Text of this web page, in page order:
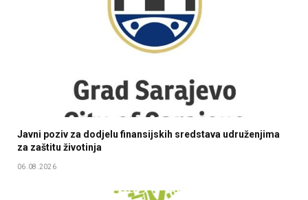
Javni poziv za dodjelu finansijskih sredstava udruženjima
za zaštitu životinja
06.08.2026